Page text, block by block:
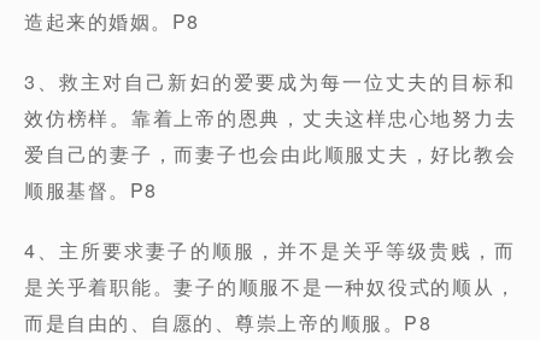
造起来的婚姻。P8
3、救主对自己新妇的爱要成为每一位丈夫的目标和
效仿榜样。靠着上帝的恩典，丈夫这样忠心地努力去
爱自己的妻子，而妻子也会由此顺服丈夫，好比教会
顺服基督。P8
4、主所要求妻子的顺服，并不是关乎等级贵贱，而
是关乎着职能。妻子的顺服不是一种奴役式的顺从，
而是自由的、自愿的、尊崇上帝的顺服。P8